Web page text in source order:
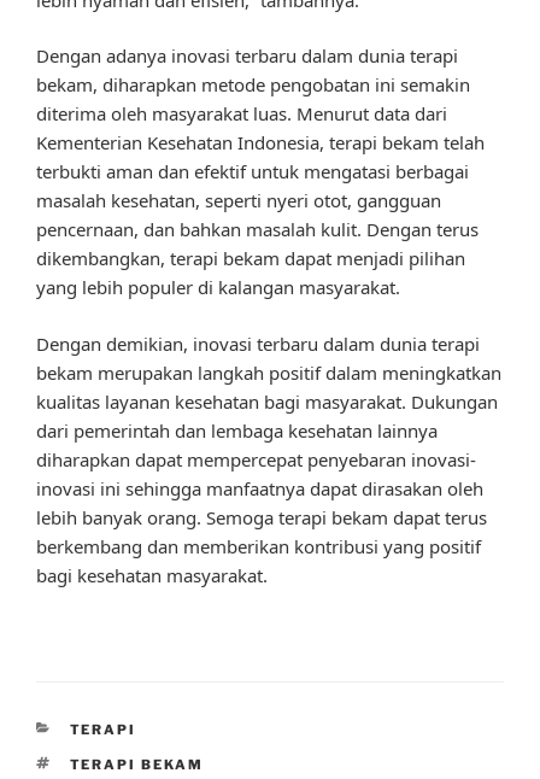
Dengan adanya inovasi terbaru dalam dunia terapi
bekam, diharapkan metode pengobatan ini semakin
diterima oleh masyarakat luas. Menurut data dari
Kementerian Kesehatan Indonesia, terapi bekam telah
terbukti aman dan efektif untuk mengatasi berbagai
masalah kesehatan, seperti nyeri otot, gangguan
pencernaan, dan bahkan masalah kulit. Dengan terus
dikembangkan, terapi bekam dapat menjadi pilihan
yang lebih populer di kalangan masyarakat.
Dengan demikian, inovasi terbaru dalam dunia terapi
bekam merupakan langkah positif dalam meningkatkan
kualitas layanan kesehatan bagi masyarakat. Dukungan
dari pemerintah dan lembaga kesehatan lainnya
diharapkan dapat mempercepat penyebaran inovasi-
inovasi ini sehingga manfaatnya dapat dirasakan oleh
lebih banyak orang. Semoga terapi bekam dapat terus
berkembang dan memberikan kontribusi yang positif
bagi kesehatan masyarakat.
CATEGORIES
TERAPI
TAGS
TERAPI BEKAM